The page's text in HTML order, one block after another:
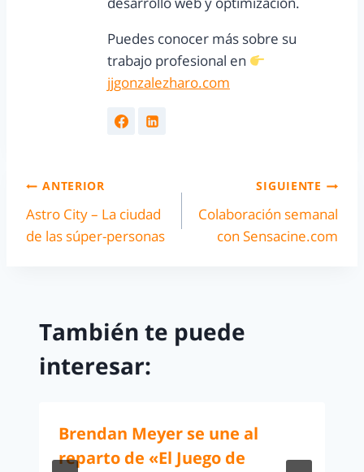
Puedes conocer más sobre su
trabajo profesional en
jjgonzalezharo.com
ANTERIOR
Astro City – La ciudad
de las súper-personas
SIGUIENTE
Colaboración semanal
con Sensacine.com
También te puede
interesar:
Brendan Meyer se une al
reparto de «El Juego de